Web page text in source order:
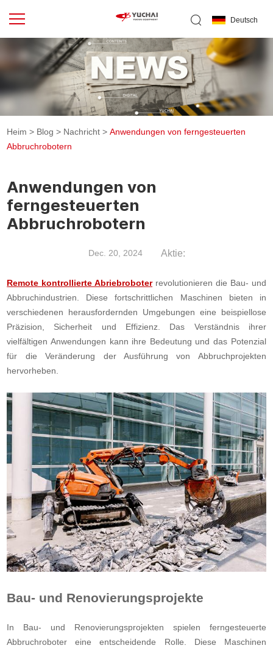
Deutsch
Heim > Blog > Nachricht >Anwendungen von ferngesteuerten
Abbruchrobotern
Anwendungen von
ferngesteuerten
Abbruchrobotern
Dec. 20, 2024 Aktie:
Remote kontrollierte Abriebroboterrevolutionieren die Bau- und
Abbruchindustrien. Diese fortschrittlichen Maschinen bieten in
verschiedenen herausfordernden Umgebungen eine beispiellose
Präzision, Sicherheit und Effizienz. Das Verständnis ihrer
vielfältigen Anwendungen kann ihre Bedeutung und das Potenzial
für die Veränderung der Ausführung von Abbruchprojekten
hervorheben.
Bau- und Renovierungsprojekte
In Bau- und Renovierungsprojekten spielen ferngesteuerte
Abbruchroboter eine entscheidende Rolle. Diese Maschinen